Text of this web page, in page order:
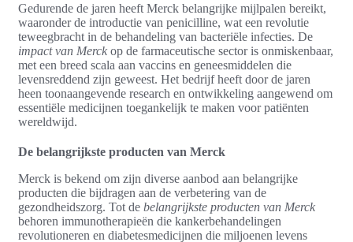
Gedurende de jaren heeft Merck belangrijke mijlpalen bereikt,
waaronder de introductie van penicilline, wat een revolutie
teweegbracht in de behandeling van bacteriële infecties. De
impact van Merck op de farmaceutische sector is onmiskenbaar,
met een breed scala aan vaccins en geneesmiddelen die
levensreddend zijn geweest. Het bedrijf heeft door de jaren
heen toonaangevende research en ontwikkeling aangewend om
essentiële medicijnen toegankelijk te maken voor patiënten
wereldwijd.
De belangrijkste producten van Merck
Merck is bekend om zijn diverse aanbod aan belangrijke
producten die bijdragen aan de verbetering van de
gezondheidszorg. Tot de belangrijkste producten van Merck
behoren immunotherapieën die kankerbehandelingen
revolutioneren en diabetesmedicijnen die miljoenen levens